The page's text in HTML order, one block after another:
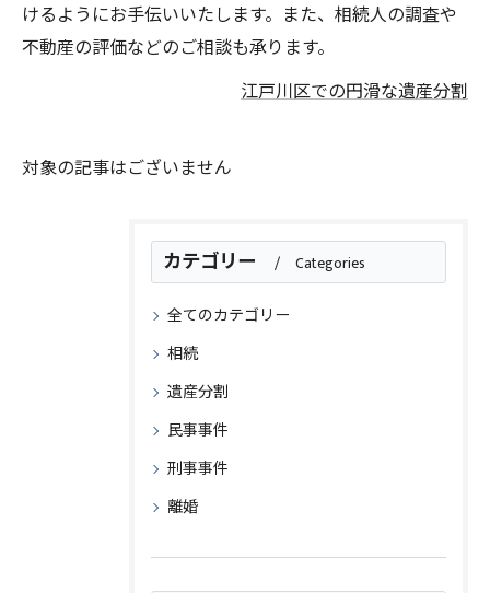
けるようにお手伝いいたします。また、相続人の調査や
不動産の評価などのご相談も承ります。
江戸川区での円滑な遺産分割
対象の記事はございません
カテゴリー Categories
全てのカテゴリー
相続
遺産分割
民事事件
刑事事件
離婚